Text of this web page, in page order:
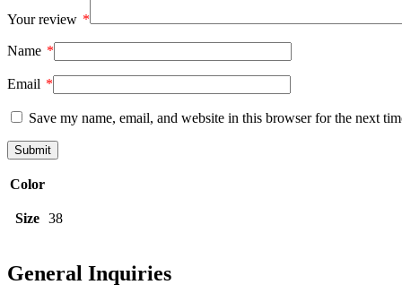
Your review *
Name *
Email *
Save my name, email, and website in this browser for the next
Color
Size 38
General Inquiries